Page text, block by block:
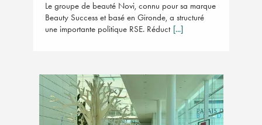
Le groupe de beauté Novi, connu pour sa marque
Beauty Success et basé en Gironde, a structuré
une importante politique RSE. Réduct [...]